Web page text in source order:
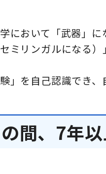
において「武器」に
ミリンガルになる）
」を自己認識でき
間、7年